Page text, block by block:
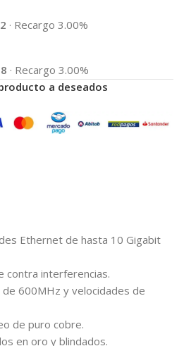
· Recargo 3.00%
· Recargo 3.00%
a deseados
Ethernet de hasta 10 Gigabit
contra interferencias.
600MHz y velocidades de
de puro cobre.
en oro y blindados.